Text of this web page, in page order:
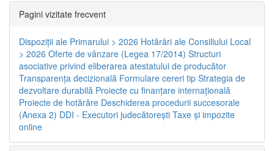
Pagini vizitate frecvent
Dispoziţii ale Primarului > 2026 Hotărâri ale Consiliului Local
> 2026 Oferte de vânzare (Legea 17/2014) Structuri
asociative privind eliberarea atestatului de producător
Transparenţa decizională Formulare cereri tip Strategia de
dezvoltare durabilă Proiecte cu finanţare internaţională
Proiecte de hotărâre Deschiderea procedurii succesorale
(Anexa 2) DDI - Executori judecătorești Taxe şi impozite
online